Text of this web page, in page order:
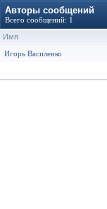
Авторы сообщений
Всего сообщений: 1
Имя
Игорь Василенко